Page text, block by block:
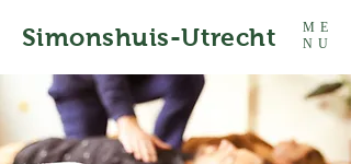
ME
NU
Simonshuis-Utrecht